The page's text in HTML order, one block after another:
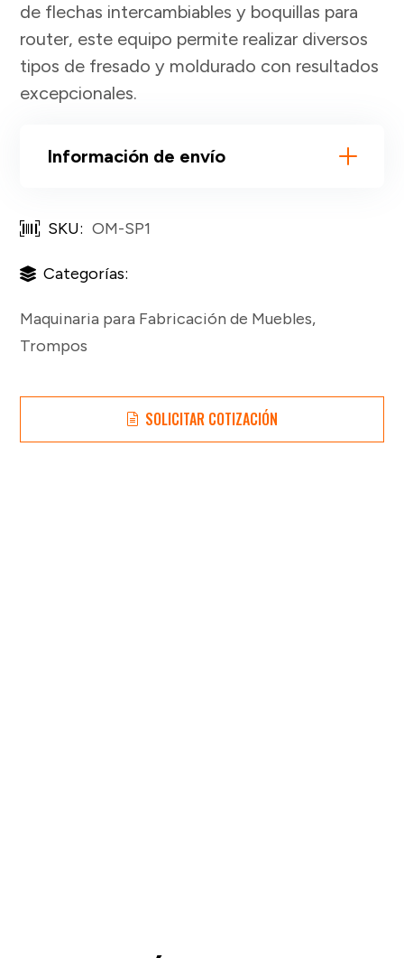
de flechas intercambiables y boquillas para
router, este equipo permite realizar diversos
tipos de fresado y moldurado con resultados
excepcionales.
Información de envío
SKU: OM-SP1
Categorías:
Maquinaria para Fabricación de Muebles,
Trompos
SOLICITAR COTIZACIÓN